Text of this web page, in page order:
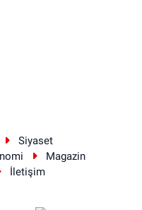
Siyaset
Magazin
İletişim